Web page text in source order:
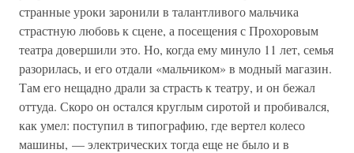
странные уроки заронили в талантливого мальчика
страстную любовь к сцене, а посещения с Прохоровым
театра довершили это. Но, когда ему минуло 11 лет, семья
разорилась, и его отдали «мальчиком» в модный магазин.
Там его нещадно драли за страсть к театру, и он бежал
оттуда. Скоро он остался круглым сиротой и пробивался,
как умел: поступил в типографию, где вертел колесо
машины, — электрических тогда еще не было и в